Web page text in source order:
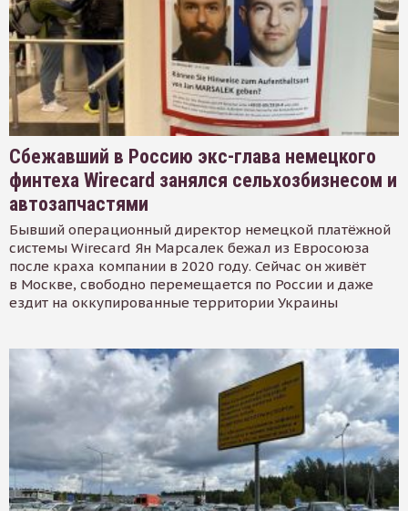
Сбежавший в Россию экс-глава немецкого
финтеха Wirecard занялся сельхозбизнесом и
автозапчастями
Бывший операционный директор немецкой платёжной
системы Wirecard Ян Марсалек бежал из Евросоюза
после краха компании в 2020 году. Сейчас он живёт
в Москве, свободно перемещается по России и даже
ездит на оккупированные территории Украины